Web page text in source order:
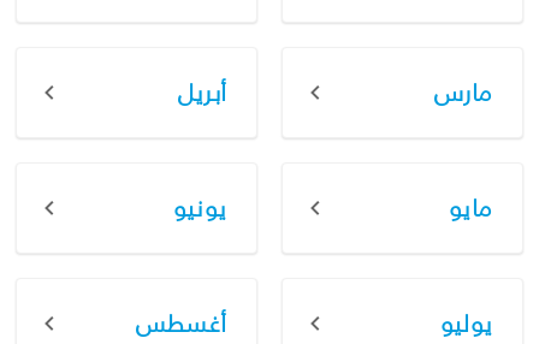
مارس أبريل
مايو يونيو
يوليو أغسطس